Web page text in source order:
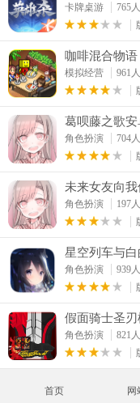
卡牌桌游
765
咖啡混合物语
模拟经营
961
葛呗藤之歌安
角色扮演
704
未来女友向
角色扮演
197
星空列车与
角色扮演
939
假面骑士圣刃
角色扮演
821
首页 网